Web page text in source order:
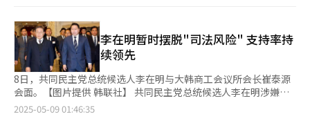
入落选危机，却最终成功保住资格。10日，国民力量党面向全体党
员进行的自动语音电话民调显示，对于更换总统候选人的提议，反
对意见多于赞成，该提案最终被否，金文洙因此得以保留候选人身
份。 金文洙在国民力量党前身政党中担任三届国会议员和两届京
畿道知事，后在尹锡悦政府中出任经济社会劳动委员会委员长和雇
佣劳动部长官，重新活跃在政坛。在尹锡悦宣布“紧急戒严令”引
发弹劾局势时，金文洙坚决反对弹劾，获得保守阵营支持，迅速成
为保守派大选热门人选。 上月9日，金文洙正式加入国民力量党并
李在明暂时摆脱"司法风险" 支持率持
续领先
8日，共同民主党总统候选人李在明与大韩商工会议所会长崔泰源
会面。【图片提供 韩联社】 共同民主党总统候选人李在明涉嫌违
反《公职选举法》重申庭审日期被推迟至总统选举后，暂时摆
2025-05-09 01:46:35